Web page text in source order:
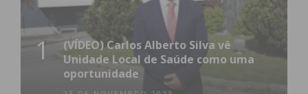
1
(VÍDEO) Carlos Alberto Silva vê
Unidade Local de Saúde como uma
oportunidade